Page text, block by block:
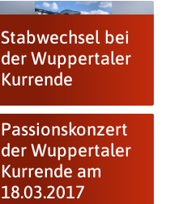
Stabwechsel bei
der Wuppertaler
Kurrende
Passionskonzert
der Wuppertaler
Kurrende am
18.03.2017